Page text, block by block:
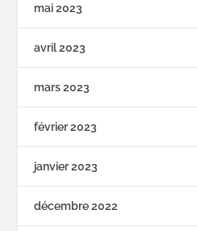
mai 2023
avril 2023
mars 2023
février 2023
janvier 2023
décembre 2022